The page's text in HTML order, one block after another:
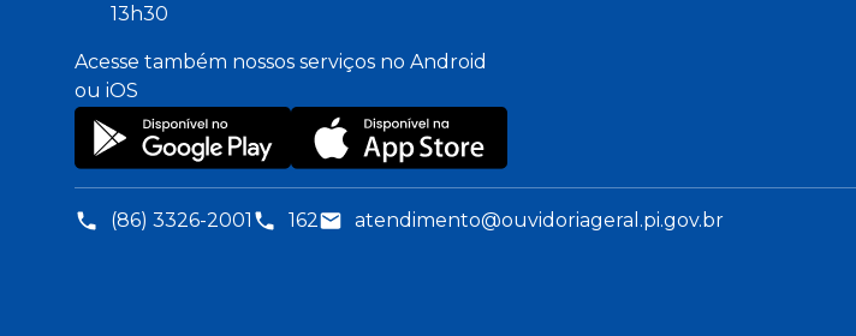
13h30
Acesse também nossos serviços no Android
ou iOS
(86) 3326-2001 162 atendimento@ouvidoriageral.pi.gov.br